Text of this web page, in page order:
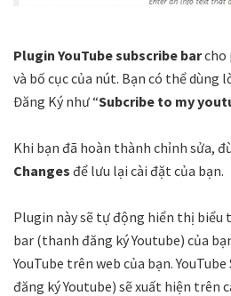
Plugin YouTube subscribe barcho
và bố cục của nút. Bạn có thể dùng
Đăng Ký như “Subcribe to my
Khi bạn đã hoàn thành chỉnh sửa,
Changes để lưu lại cài đặt của bạn.
Plugin này sẽ tự động hiển thị biểu
bar (thanh đăng ký Youtube) của
YouTube trên web của bạn.
đăng ký Youtube) sẽ xuất hiện trên